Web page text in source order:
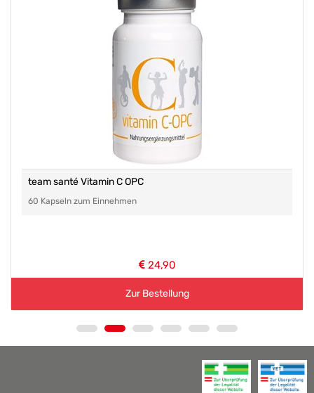
team santé Vitamin C OPC
60 Kapseln zum Einnehmen
24,90
Zur Bestellung